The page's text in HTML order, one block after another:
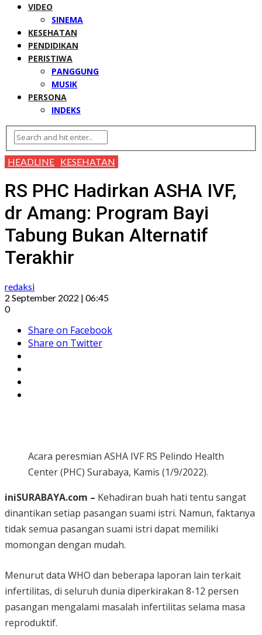
VIDEO
SINEMA
KESEHATAN
PENDIDIKAN
PERISTIWA
PANGGUNG
MUSIK
PERSONA
INDEKS
HEADLINE KESEHATAN
RS PHC Hadirkan ASHA IVF,
dr Amang: Program Bayi
Tabung Bukan Alternatif
Terakhir
redaksi
2 September 2022 | 06:45
0
Share on Facebook
Share on Twitter
Acara peresmian ASHA IVF RS Pelindo Health
Center (PHC) Surabaya, Kamis (1/9/2022).
iniSURABAYA.com – Kehadiran buah hati tentu sangat
dinantikan setiap pasangan suami istri. Namun, faktanya
tidak semua pasangan suami istri dapat memiliki
momongan dengan mudah.
Menurut data WHO dan beberapa laporan lain terkait
infertilitas, di seluruh dunia diperkirakan 8-12 persen
pasangan mengalami masalah infertilitas selama masa
reproduktif.